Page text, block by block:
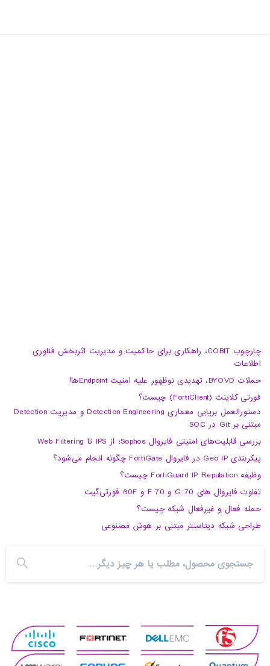
چارچوب COBIT، راهکاری برای حاکمیت و مدیریت اثربخش فناوری
اطلاعات
حملات BYOVD، تهدیدی نوظهور علیه امنیت Endpointها!
فورتی کلاینت (FortiClient) چیست؟
دستورالعمل برپایی معماری Detection Engineering و مدیریت Detection
مبتنی بر Git در SOC
بررسی قابلیت‌های امنیتی فایروال Sophos؛ از IPS تا Web Filtering
پیکربندی Geo IP در فایروال FortiGate چگونه انجام می‌شود؟
وظیفه FortiGuard IP Reputation چیست؟
تفاوت فایروال های 70 G و 70 F و 60F فورتی‌گیت
حمله فعال و غیرفعال شبکه چیست؟
طراحی شبکه دیتاسنتر مبتنی بر هوش مصنوعی